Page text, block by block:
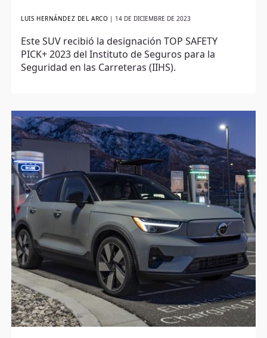
LUIS HERNÁNDEZ DEL ARCO 14 DE DICIEMBRE DE 2023
Este SUV recibió la designación TOP SAFETY
PICK+ 2023 del Instituto de Seguros para la
Seguridad en las Carreteras (IIHS).